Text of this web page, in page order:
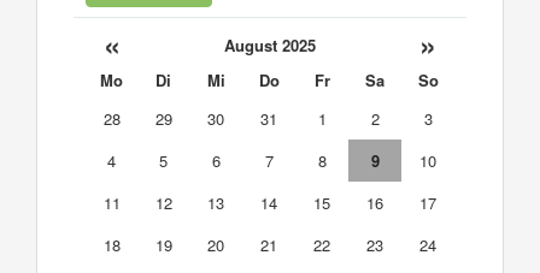
« August 2025 »
Mo Di Mi Do Fr Sa
So
28
29 30 31 1 2
3
4
5 6 7 8 9
10
11
12 13 14 15 16
17
18
19 20 21 22 23
24